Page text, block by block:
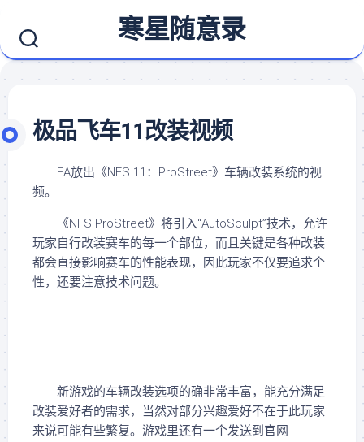
content
寒星随意录
极品飞车11改装视频
EA放出《NFS 11：ProStreet》车辆改装系统的视
频。
《NFS ProStreet》将引入“AutoSculpt”技术，允许
玩家自行改装赛车的每一个部位，而且关键是各种改装
都会直接影响赛车的性能表现，因此玩家不仅要追求个
性，还要注意技术问题。
新游戏的车辆改装选项的确非常丰富，能充分满足
改装爱好者的需求，当然对部分兴趣爱好不在于此玩家
来说可能有些繁复。游戏里还有一个发送到官网